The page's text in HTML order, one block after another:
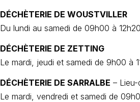
DÉCHÈTERIE DE WOUSTVILLER
Du lundi au samedi de 09h00 à
DÉCHÈTERIE DE ZETTING
Le mardi, jeudi et samedi de 9h00 à
DÉCHÈTERIE DE SARRALBE –
Le mardi, vendredi et samedi de